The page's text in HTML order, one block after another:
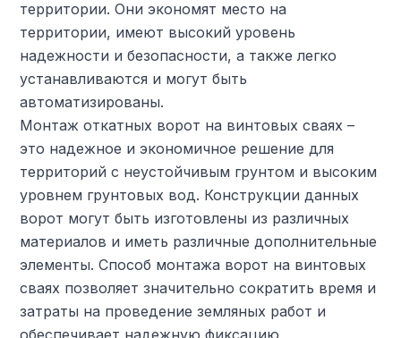
территории. Они экономят место на
территории, имеют высокий уровень
надежности и безопасности, а также легко
устанавливаются и могут быть
автоматизированы.
Монтаж откатных ворот на винтовых сваях –
это надежное и экономичное решение для
территорий с неустойчивым грунтом и высоким
уровнем грунтовых вод. Конструкции данных
ворот могут быть изготовлены из различных
материалов и иметь различные дополнительные
элементы. Способ монтажа ворот на винтовых
сваях позволяет значительно сократить время и
затраты на проведение земляных работ и